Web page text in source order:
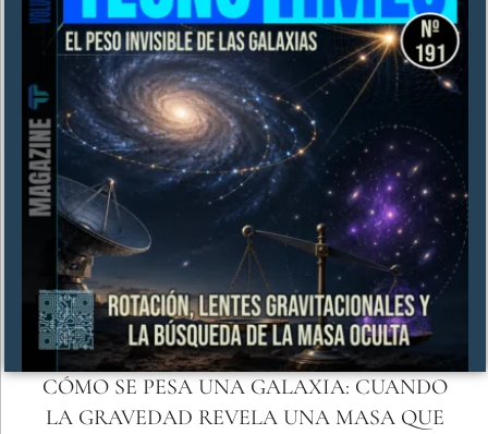
CÓMO SE PESA UNA GALAXIA: CUANDO
LA GRAVEDAD REVELA UNA MASA QUE